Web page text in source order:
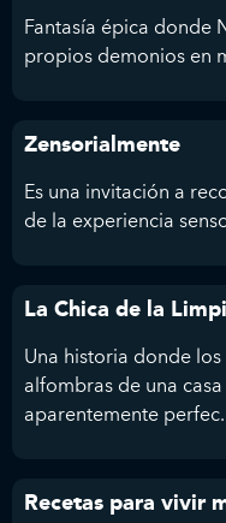
Fantasía épica donde
propios demonios en
Zensorialmente
Es una invitación a
de la experiencia
La Chica de la
Una historia donde
alfombras de una casa
aparentemente
Recetas para vivir